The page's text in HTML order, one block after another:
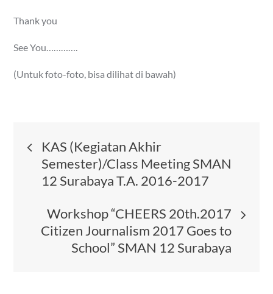
Thank you
See You………….
(Untuk foto-foto, bisa dilihat di bawah)
Post
navigation
KAS (Kegiatan Akhir
Semester)/Class Meeting SMAN
12 Surabaya T.A. 2016-2017
Workshop “CHEERS 20th.2017
Citizen Journalism 2017 Goes to
School” SMAN 12 Surabaya